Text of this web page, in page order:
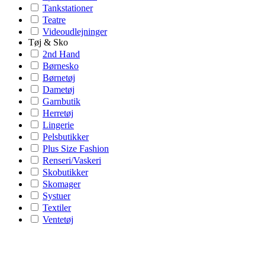
Tankstationer
Teatre
Videoudlejninger
Tøj & Sko
2nd Hand
Børnesko
Børnetøj
Dametøj
Garnbutik
Herretøj
Lingerie
Pelsbutikker
Plus Size Fashion
Renseri/Vaskeri
Skobutikker
Skomager
Systuer
Textiler
Ventetøj